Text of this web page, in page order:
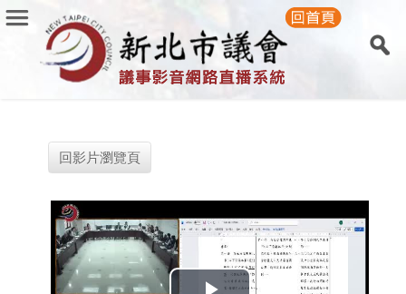
回影片瀏覽頁